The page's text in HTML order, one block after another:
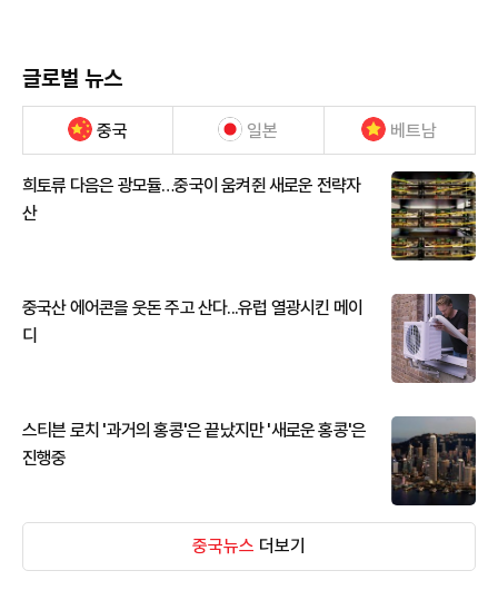
글로벌 뉴스
중국 일본 베트남
희토류 다음은 광모듈…중국이 움켜쥔 새로운 전략자
산
중국산 에어콘을 웃돈 주고 산다...유럽 열광시킨 메이
디
스티븐 로치 '과거의 홍콩'은 끝났지만 '새로운 홍콩'은
진행중
중국뉴스 더보기